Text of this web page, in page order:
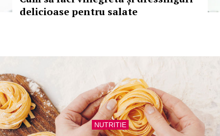
delicioase pentru salate
NUTRITIE